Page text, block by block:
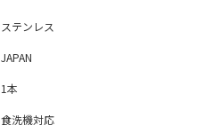
ステンレス
JAPAN
1本
食洗機対応